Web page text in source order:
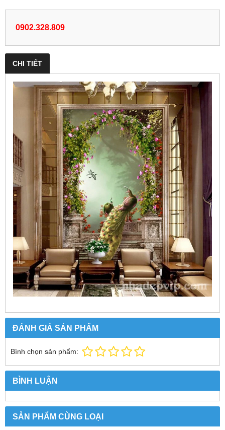
0902.328.809
CHI TIẾT
ĐÁNH GIÁ SẢN PHẨM
Bình chọn sản phẩm:
BÌNH LUẬN
SẢN PHẨM CÙNG LOẠI